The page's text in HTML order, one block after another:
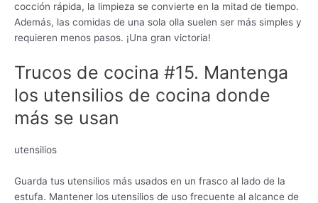
cocción rápida, la limpieza se convierte en la mitad de tiempo.
Además, las comidas de una sola olla suelen ser más simples y
requieren menos pasos. ¡Una gran victoria!
Trucos de cocina #15. Mantenga
los utensilios de cocina donde
más se usan
utensilios
Guarda tus utensilios más usados ​​en un frasco al lado de la
estufa. Mantener los utensilios de uso frecuente al alcance de